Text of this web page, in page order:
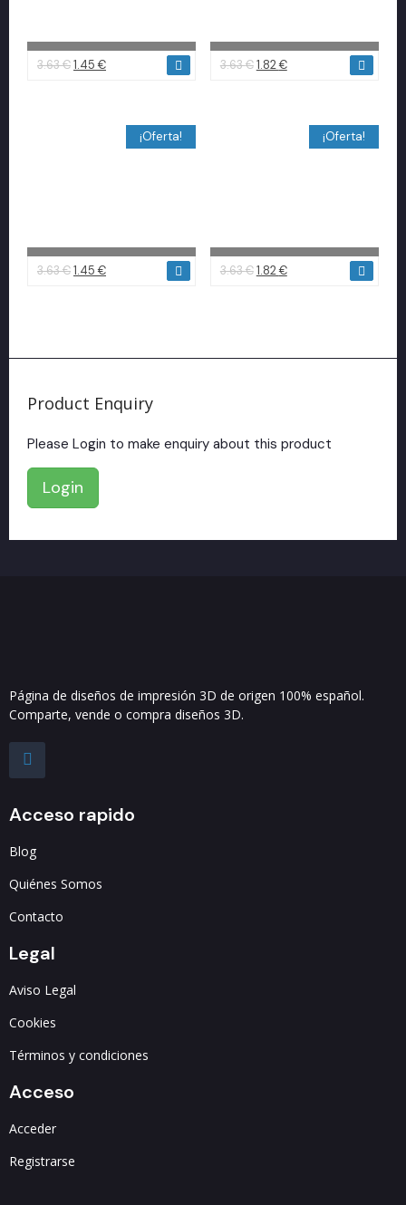
3.63€1.45€ 3.63€1.82€
¡Oferta!
3.63€1.45€
¡Oferta!
3.63€1.82€
Product Enquiry
Please Login to make enquiry about this product
Login
Página de diseños de impresión 3D de origen 100% español.
Comparte, vende o compra diseños 3D.
Acceso rapido
Blog
Quiénes Somos
Contacto
Legal
Aviso Legal
Cookies
Términos y condiciones
Acceso
Acceder
Registrarse